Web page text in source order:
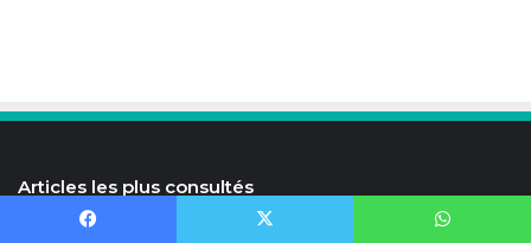
Articles les plus consultés